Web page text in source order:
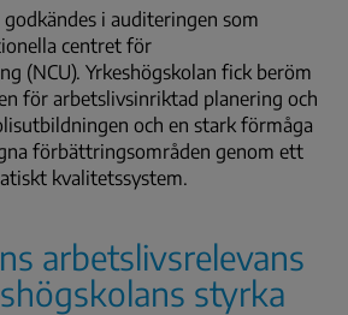
i auditeringen som
centret för
(NCU). Yrkeshögskolan fick beröm
för arbetslivsinriktad planering och
och en stark förmåga
förbättringsområden genom ett
kvalitetssystem.
arbetslivsrelevans
styrka